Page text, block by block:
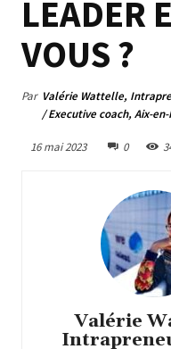
LEADER
VOUS ?
Par Valérie Wattelle,
/ Executive coach, Aix-
16 mai 2023 0
Valérie